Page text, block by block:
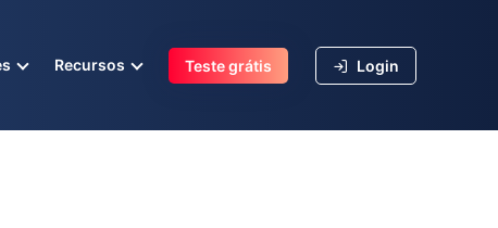
Recursos Teste grátis Login